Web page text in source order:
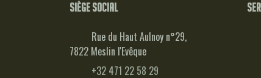
Siège social
Rue du Haut Aulnoy n°29,
7822 Meslin l'Evêque
+32 471 22 58 29